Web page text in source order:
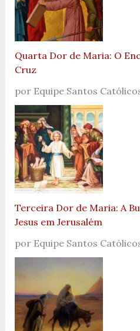
Quarta Dor de Maria: O
Cruz
por Equipe Santos
Terceira Dor de Maria: A
Jesus em Jerusalém
por Equipe Santos